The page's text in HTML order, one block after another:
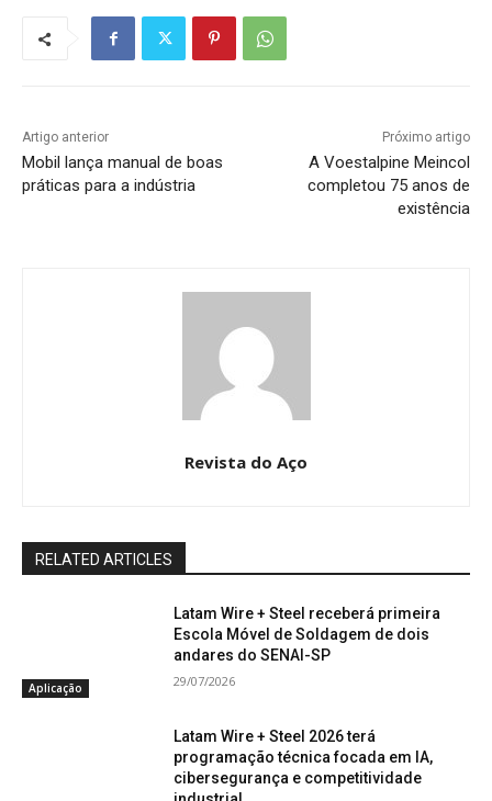
Artigo anterior
Mobil lança manual de boas
práticas para a indústria
Próximo artigo
A Voestalpine Meincol
completou 75 anos de
existência
Revista do Aço
RELATED ARTICLES
Aplicação
Latam Wire + Steel receberá primeira
Escola Móvel de Soldagem de dois
andares do SENAI-SP
29/07/2026
Latam Wire + Steel 2026 terá
programação técnica focada em IA,
cibersegurança e competitividade